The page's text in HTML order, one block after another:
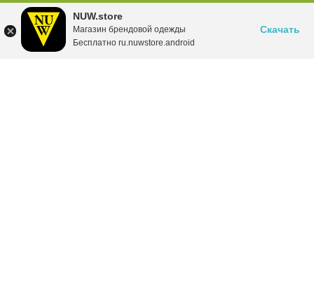
NUW.store
Магазин брендовой одежды
Бесплатно ru.nuwstore.android
Скачать